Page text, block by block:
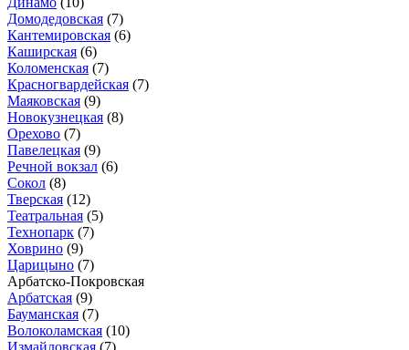
Домодедовская (7)
Кантемировская (6)
Каширская (6)
Коломенская (7)
Красногвардейская (7)
Маяковская (9)
Новокузнецкая (8)
Орехово (7)
Павелецкая (9)
Речной вокзал (6)
Сокол (8)
Тверская (12)
Театральная (5)
Технопарк (7)
Ховрино (9)
Царицыно (7)
Арбатско-Покровская
Арбатская (9)
Бауманская (7)
Волоколамская (10)
Измайловская (7)